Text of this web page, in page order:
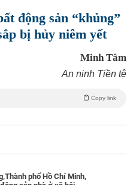
động sản “khủng”
bị hủy niêm yết
Minh Tâm
An ninh Tiền tệ
Copy link
Thành phố Hồ Chí Minh,